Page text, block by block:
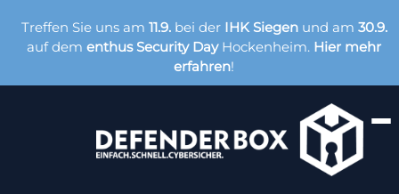
Treffen Sie uns am 11.9.bei der IHK Siegen und am 30.9.
auf dem enthus Security Day Hockenheim. Hier mehr
erfahren!